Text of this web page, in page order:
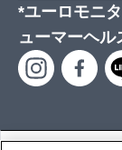
*ユーロモニ
ューマーヘ